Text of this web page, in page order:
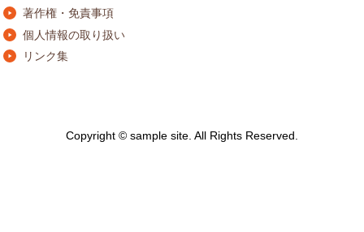
著作権・免責事項
個人情報の取り扱い
リンク集
Copyright © sample site. All Rights Reserved.